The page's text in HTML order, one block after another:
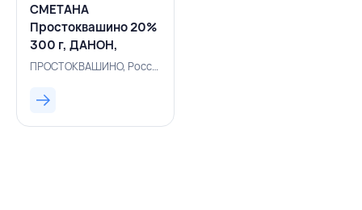
СМЕТАНА
Простоквашино 20%
300 г, ДАНОН,
РОССИЯ
ПРОСТОКВАШИНО, Россия, 133000551